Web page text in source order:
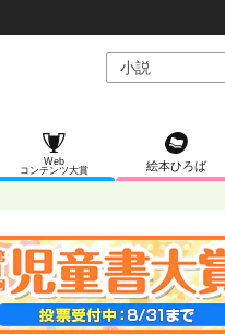
Web
コンテンツ大賞
絵本ひろば